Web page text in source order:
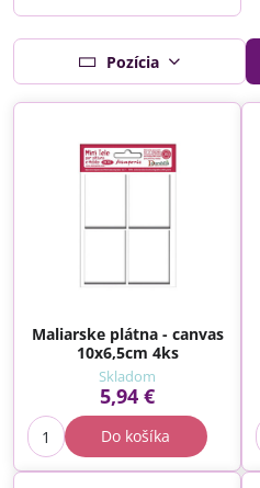
Pozícia
Maliarske plátna - canvas
10x6,5cm 4ks
Skladom
5,94 €
Do košíka